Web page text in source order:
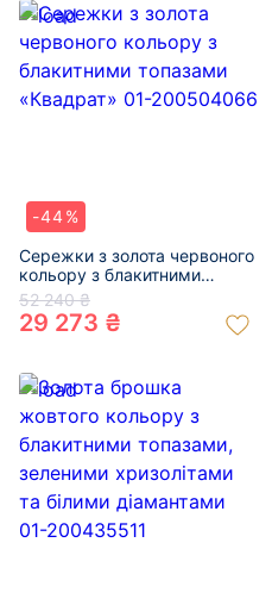
-44%
Сережки з золота червоного
кольору з блакитними
топазами «Квадрат» 01-
200504066
52 240 ₴
29 273 ₴